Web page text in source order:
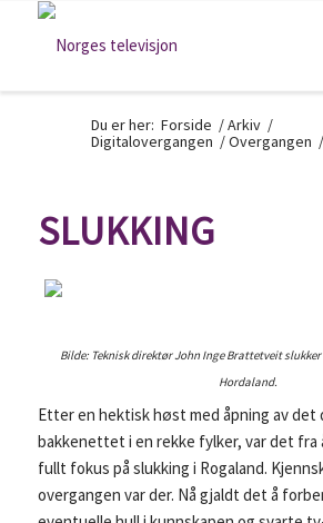
Du er her: Forside /Arkiv /
Digitalovergangen /Overgangen /
SLUKKING
Bilde: Teknisk direktør John Inge Brattetveit
Hordaland.
Etter en hektisk høst med åpning av det
bakkenettet i en rekke fylker, var det fra
fullt fokus på slukking i Rogaland.
overgangen var der. Nå gjaldt det å